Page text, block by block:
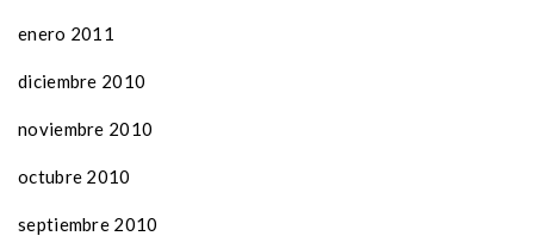
enero 2011
diciembre 2010
noviembre 2010
octubre 2010
septiembre 2010